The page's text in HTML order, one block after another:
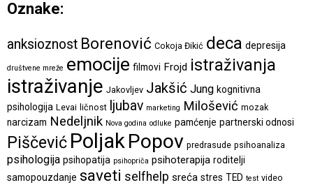
Oznake:
anksioznost Borenović Cokoja Đikić deca depresija
društvene mreže emocije filmovi Frojd istraživanja
istraživanje Jakovljev Jakšić Jung kognitivna
psihologija Levai ličnost ljubav marketing Milošević mozak
narcizam Nedeljnik Nova godina odluke pamćenje partnerski odnosi
Piščević PoljakPopov predrasude psihoanaliza
psihologija psihopatija psihopriča psihoterapija roditelji
samopouzdanje saveti selfhelp sreća stres TED test video